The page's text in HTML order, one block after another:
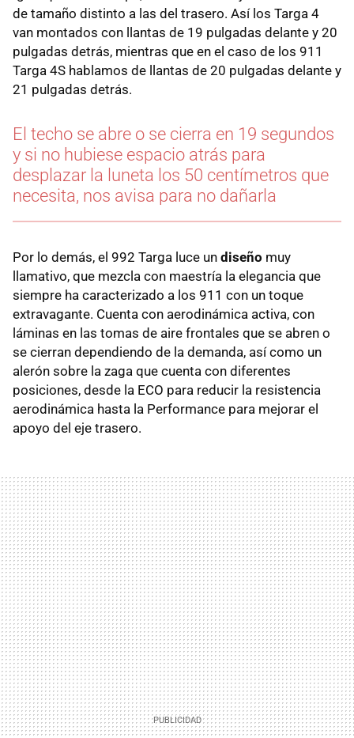
de tamaño distinto a las del trasero. Así los Targa 4
van montados con llantas de 19 pulgadas delante y 20
pulgadas detrás, mientras que en el caso de los 911
Targa 4S hablamos de llantas de 20 pulgadas delante y
21 pulgadas detrás.
El techo se abre o se cierra en 19 segundos
y si no hubiese espacio atrás para
desplazar la luneta los 50 centímetros que
necesita, nos avisa para no dañarla
Por lo demás, el 992 Targa luce un diseño muy
llamativo, que mezcla con maestría la elegancia que
siempre ha caracterizado a los 911 con un toque
extravagante. Cuenta con aerodinámica activa, con
láminas en las tomas de aire frontales que se abren o
se cierran dependiendo de la demanda, así como un
alerón sobre la zaga que cuenta con diferentes
posiciones, desde la ECO para reducir la resistencia
aerodinámica hasta la Performance para mejorar el
apoyo del eje trasero.